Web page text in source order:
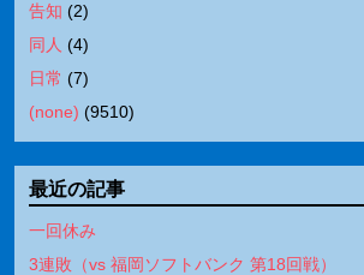
告知 (2)
同人 (4)
日常 (7)
(none) (9510)
最近の記事
一回休み
3連敗（vs 福岡ソフトバンク 第18回戦）